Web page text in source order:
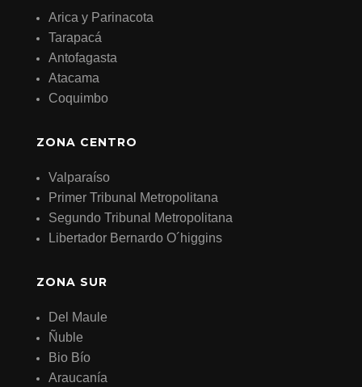
Arica y Parinacota
Tarapacá
Antofagasta
Atacama
Coquimbo
ZONA CENTRO
Valparaíso
Primer Tribunal Metropolitana
Segundo Tribunal Metropolitana
Libertador Bernardo O´higgins
ZONA SUR
Del Maule
Ñuble
Bio Bío
Araucanía